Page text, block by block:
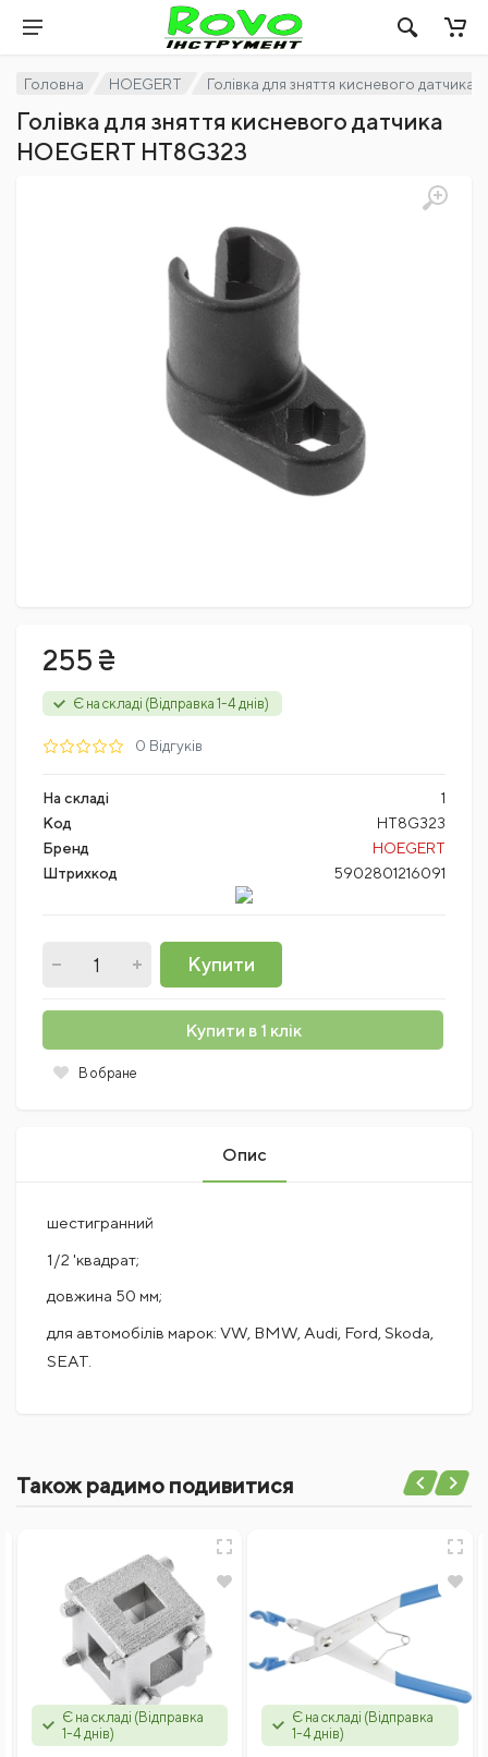
Головна HOEGERT Голівка для зняття кисневого датчика
Голівка для зняття кисневого датчика
HOEGERT HT8G323
255 ₴
Є на складі (Відправка 1-4 днів)
0 Відгуків
На складі
1
Код
HT8G323
Бренд
HOEGERT
Штрихкод
5902801216091
Купити
Купити в 1 клік
В обране
Опис
шестигранний
1/2 'квадрат;
довжина 50 мм;
для автомобілів марок: VW, BMW, Audi, Ford, Skoda,
SEAT.
Написати відгук
Відгуки
Також радимо подивитися
Є на складі (Відправка
1-4 днів)
Є на складі (Відправка
1-4 днів)